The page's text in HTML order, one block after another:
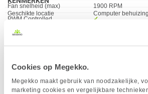
Cookies op Megekko.
Megekko maakt gebruik van noodzakelijke,
marketing cookies en vergelijkbare
Fan snelheid (max)
1900 RPM
PWM Controlled
✓︎
Luchtverplaatsing (max)
Geluidsproductie max
29.3 dB
Aantal Ventilatoren
Verkrijgbaar sinds
April 2024
Eigenschap Waarde
Geschikte locatie
Computer behuizing
OVERIGE SPECIFICATIES
Luchtdruk
PRESTATIE
VERGELIJKBARE PRODUCTEN